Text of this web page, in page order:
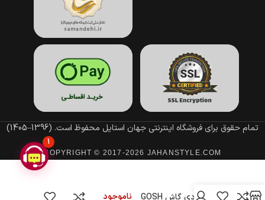
تمام حقوق برای فروشگاه اینترنتی جهان استایل محفوظ است. (1396–1405)
COPYRIGHT © 2017-2026 JAHANSTYLE.COM
رژ لب مدادی گاش GOSH ناموجود
1